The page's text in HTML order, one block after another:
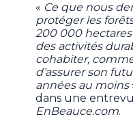
« Ce que nous
protéger les
200 000
des activités
cohabiter,
d’assurer son
années au moins
dans une
EnBeauce.com.